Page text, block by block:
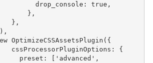
drop_console : true ,
},
},
OptimizeCSSAssetsPlugin ({
cssProcessorPluginOptions :
{
preset : 'advanced' ,